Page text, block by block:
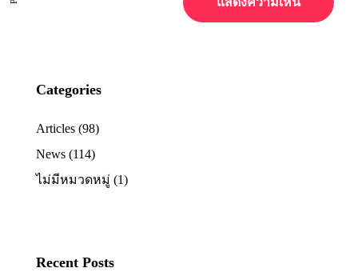
Categories
Articles (98)
News (114)
ไม่มีหมวดหมู่ (1)
Recent Posts